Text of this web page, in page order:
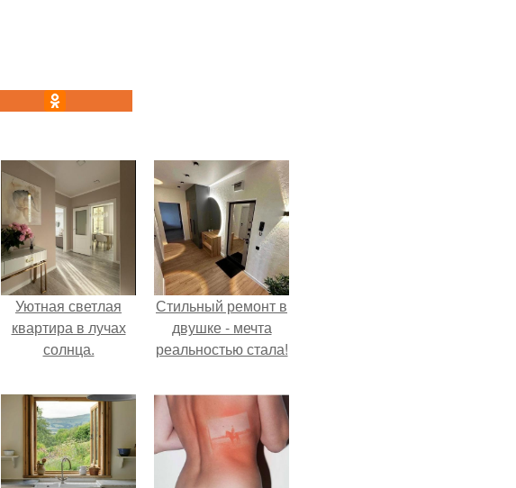
Уютная светлая
квартира в лучах
солнца.
Стильный ремонт в
двушке - мечта
реальностью стала!